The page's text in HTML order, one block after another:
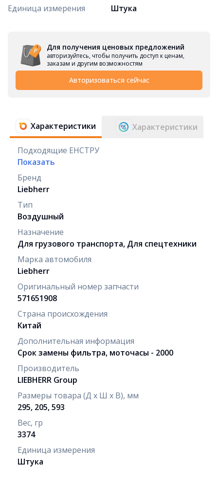
Единица измерения
Штука
Для получения ценовых предложений
авторизуйтесь, чтобы получить доступ к ценам,
заказам и другим возможностям
Авторизоваться сейчас
Характеристики Характеристики
Подходящие ЕНСТРУ
Показать
Бренд
Liebherr
Тип
Воздушный
Назначение
Для грузового транспорта, Для спецтехники
Марка автомобиля
Liebherr
Оригинальный номер запчасти
571651908
Страна происхождения
Китай
Дополнительная информация
Срок замены фильтра, моточасы - 2000
Производитель
LIEBHERR Group
Размеры товара (Д х Ш х В), мм
295, 205, 593
Вес, гр
3374
Единица измерения
Штука